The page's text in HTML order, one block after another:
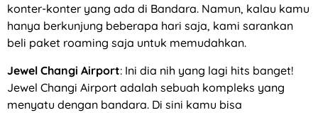
konter-konter yang ada di Bandara. Namun, kalau kamu
hanya berkunjung beberapa hari saja, kami sarankan
beli paket roaming saja untuk memudahkan.
Jewel Changi Airport: Ini dia nih yang lagi hits banget!
Jewel Changi Airport adalah sebuah kompleks yang
menyatu dengan bandara. Di sini kamu bisa